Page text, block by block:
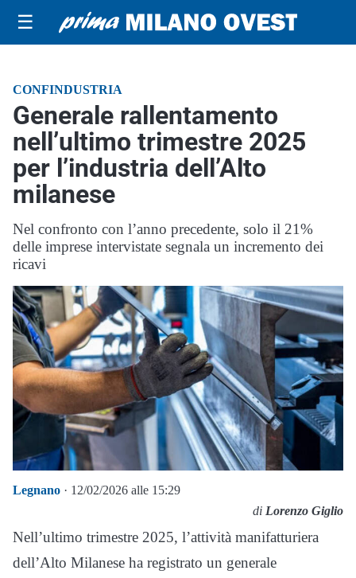
☰
CONFINDUSTRIA
Generale rallentamento
nell’ultimo trimestre 2025
per l’industria dell’Alto
milanese
Nel confronto con l’anno precedente, solo il 21%
delle imprese intervistate segnala un incremento dei
ricavi
Legnano · 12/02/2026 alle 15:29
di Lorenzo Giglio
Nell’ultimo trimestre 2025, l’attività manifatturiera
dell’Alto Milanese ha registrato un generale